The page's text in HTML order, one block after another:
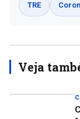
TRE
Veja